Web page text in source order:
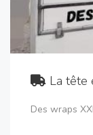
La tête
Des wraps